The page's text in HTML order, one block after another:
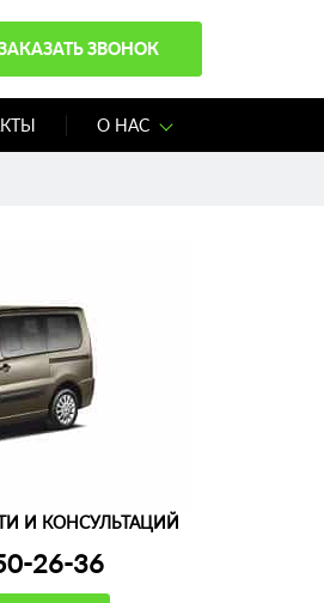
ЗВОНОК
О НАС
И КОНСУЛЬТАЦИЙ
26-36